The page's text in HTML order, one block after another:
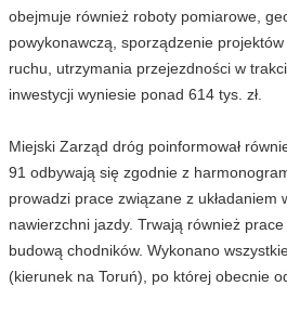
obejmuje również roboty pomiarowe,
powykonawczą, sporządzenie
ruchu, utrzymania przejezdności w
inwestycji wyniesie ponad 614 tys. zł.
Miejski Zarząd dróg poinformował
91 odbywają się zgodnie z
prowadzi prace związane z układaniem
nawierzchni jazdy. Trwają również
budową chodników. Wykonano
(kierunek na Toruń), po której obecnie